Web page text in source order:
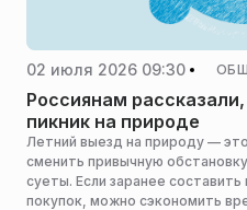
02 июля 2026 09:30
Россиянам
пикник на природе
Летний выезд на природу —
сменить привычную
суеты. Если заранее
покупок, можно сэкономить